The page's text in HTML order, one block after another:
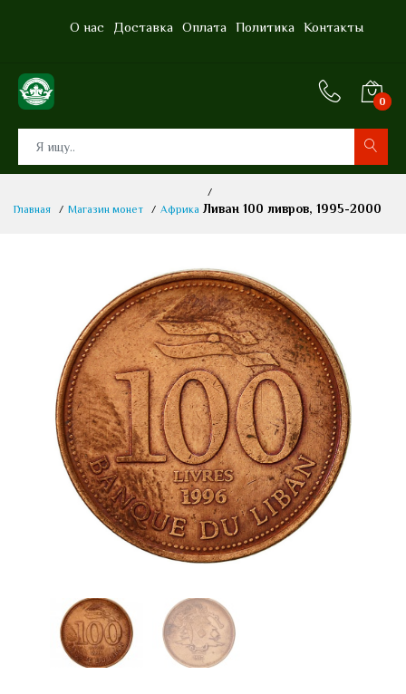
О нас Доставка Оплата Политика Контакты
0
0
Главная Магазин монет Африка Ливан 100 ливров, 1995-2000